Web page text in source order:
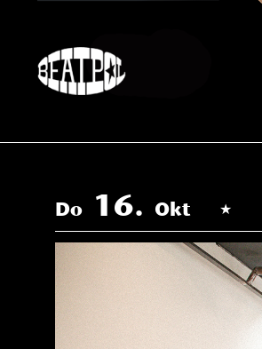
Do 16. Okt